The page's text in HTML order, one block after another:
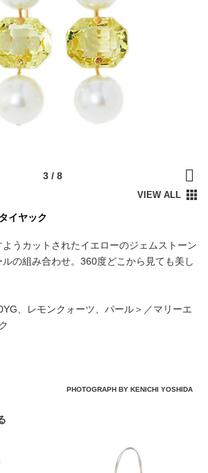
イヤック
うカットされたイエローのジェムストーン
の組み合わせ。360度どこから見ても美し
、レモンクォーツ、パール＞／マリーエ
PHOTOGRAPH BY KENICHI YOSHIDA